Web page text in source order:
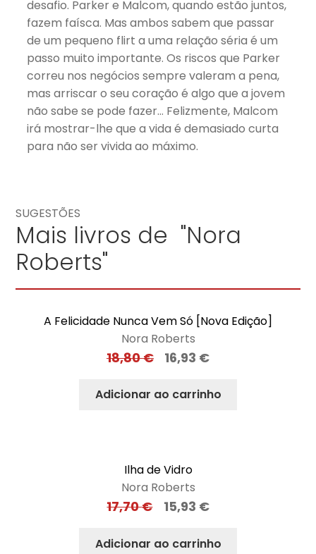
desafio. Parker e Malcom, quando estão juntos,
fazem faísca. Mas ambos sabem que passar
de um pequeno flirt a uma relação séria é um
passo muito importante. Os riscos que Parker
correu nos negócios sempre valeram a pena,
mas arriscar o seu coração é algo que a jovem
não sabe se pode fazer… Felizmente, Malcom
irá mostrar-lhe que a vida é demasiado curta
para não ser vivida ao máximo.
SUGESTÕES
Mais livros de "Nora
Roberts"
A Felicidade Nunca Vem Só [Nova Edição]
Nora Roberts
18,80€ 16,93 €
Adicionar ao carrinho
Ilha de Vidro
Nora Roberts
17,70€ 15,93 €
Adicionar ao carrinho